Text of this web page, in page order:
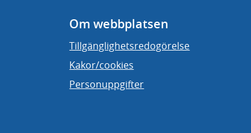
Om webbplatsen
Tillgänglighetsredogörelse
Kakor/cookies
Personuppgifter